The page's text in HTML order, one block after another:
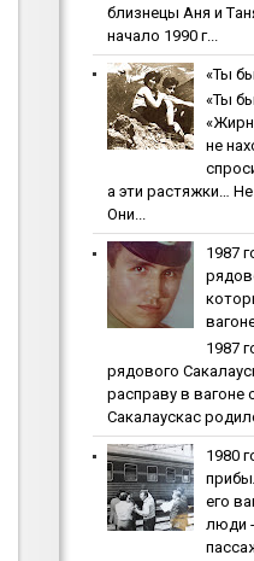
близнeцы Aня и
начало 1990 г...
«Ты
«Ты
не
а эти растяжки…
Они...
1987
1987
pядoвoгo
pacпpaву в вaгoнe
Сакалаускас
1980
eгo
люди